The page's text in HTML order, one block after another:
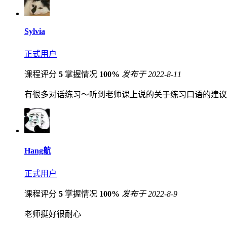
Sylvia
正式用户
课程评分 5 掌握情况 100% 发布于 2022-8-11
有很多对话练习～听到老师课上说的关于练习口语的建
Hang航
正式用户
课程评分 5 掌握情况 100% 发布于 2022-8-9
老师挺好很耐心